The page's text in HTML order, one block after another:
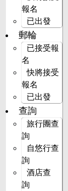
報名
已出發
郵輪
已接受報
名
快將接受
報名
已出發
查詢
旅行團查
詢
自悠行查
詢
酒店查
詢